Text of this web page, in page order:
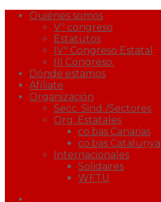
Quiénes somos
Vº congreso
Estatutos
IVº Congreso Estatal
III Congreso.
Dónde estamos
Afíliate
Organización
Secc. Sind./Sectores
Org. Estatales
co.bas Canarias
co.bas Catalunya
Internacionales
Solidaires
WFTU